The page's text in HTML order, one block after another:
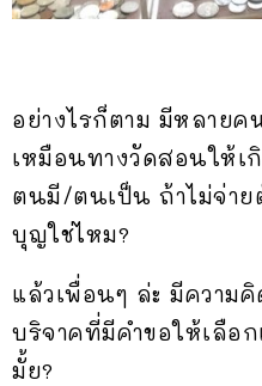
อย่างไรก็ตาม มีหลาย
เหมือนทางวัดสอนให้เ
ตนมี/ตนเป็น ถ้าไม่จ่า
บุญ​ใช่ไหม?
แล้วเพื่อนๆ ล่ะ มีความ
บริจาคที่มีคำขอให้เลือ
มั้ย?